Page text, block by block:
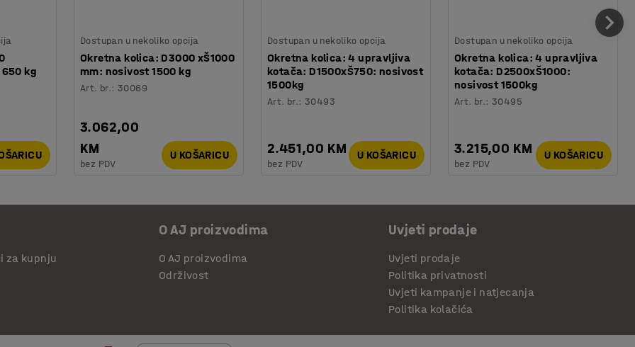
kg
Dostupan u nekoliko opcija
Okretna kolica: D3000 xŠ1000
mm: nosivost 1500 kg
Art. br.:30069
3.062,00
KM
bez PDV
U KOŠARICU
Dostupan u nekoliko opcija
Okretna kolica: 4 upravljiva
kotača: D1500xŠ750: nosivost
1500kg
Art. br.:30493
2.451,00 KM
bez PDV
U KOŠARICU
Dostupan u nekoliko opcija
Okretna kolica: 4 upravljiva
kotača: D2500xŠ1000:
nosivost 1500kg
Art. br.:30495
3.215,00 KM
bez PDV
U KOŠARICU
za kupnju
O AJ proizvodima
O AJ proizvodima
Održivost
Uvjeti prodaje
Uvjeti prodaje
Politika privatnosti
Uvjeti kampanje i natjecanja
Politika kolačića